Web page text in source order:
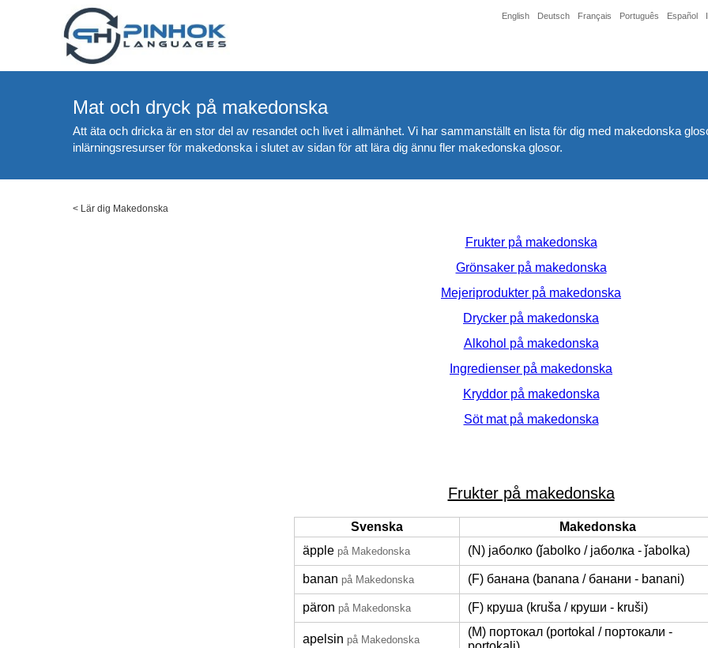
English Deutsch Français Português Español
Mat och dryck på makedonska
Att äta och dricka är en stor del av resandet och livet i allmänhet. Vi har sammanställt en lista för dig med makedonska
inlärningsresurser för makedonska i slutet av sidan för att lära dig ännu fler makedonska glosor.
< Lär dig Makedonska
Frukter på makedonska
Grönsaker på makedonska
Mejeriprodukter på makedonska
Drycker på makedonska
Alkohol på makedonska
Ingredienser på makedonska
Kryddor på makedonska
Söt mat på makedonska
Frukter på makedonska
Svenska
Makedonska
äpple på Makedonska (N) јаболко (ǰabolko / јаболка - ǰabolka)
banan på Makedonska (F) банана (banana / банани - banani)
päron på Makedonska (F) круша (kruša / круши - kruši)
apelsin på Makedonska
(M) портокал (portokal / портокали -